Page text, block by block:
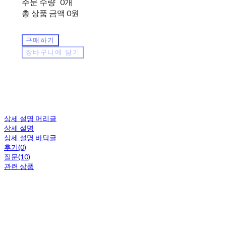
주문 수량 0개
총 상품 금액 0원
구매하기
장바구니에 담기
상세 설명 머리글
상세 설명
상세 설명 바닥글
후기(0)
질문(10)
관련 상품